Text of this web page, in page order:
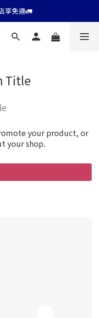
9折優惠⭐
享免運🚛
9折優惠⭐
Title
your product, or
your shop.